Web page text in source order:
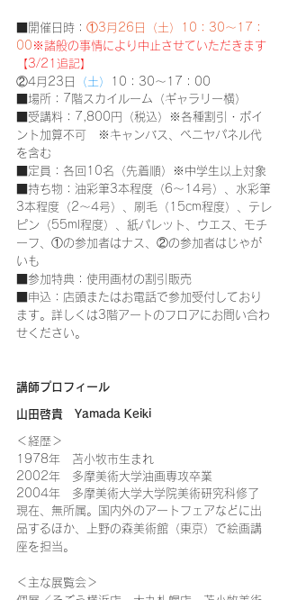
■開催日時： ①3月26日（土）10：30～17：
00 ※諸般の事情により中止させていただきます
【3/21追記】
②4月23日
（土）
10：30～17：00
■場所：7階スカイルーム（ギャラリー横）
■受講料：7,800円（税込）※各種割引・ポイ
ント加算不可　※キャンバス、ベニヤパネル代
を含む
■定員：各回10名（先着順）※中学生以上対象
■持ち物：油彩筆3本程度（6～14号）、水彩筆
3本程度（2～4号）、刷毛（15cm程度）、テレ
ピン（55ml程度）、紙パレット、ウエス、モチ
ーフ、①の参加者はナス、②の参加者はじゃが
いも
■参加特典：使用画材の割引販売
■申込：店頭またはお電話で参加受付しており
ます。詳しくは3階アートのフロアにお問い合わ
せください。
講師プロフィール
山田啓貴　Yamada Keiki
＜経歴＞
1978年　苫小牧市生まれ
2002年　多摩美術大学油画専攻卒業
2004年　多摩美術大学大学院美術研究科修了
現在、無所属。国内外のアートフェアなどに出
品するほか、上野の森美術館（東京）で絵画講
座を担当。
＜主な展覧会＞